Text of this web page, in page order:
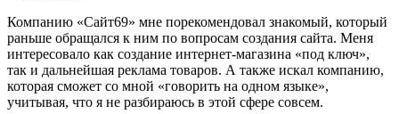
Компанию «Сайт69» мне порекомендовал знакомый, который
раньше обращался к ним по вопросам создания сайта. Меня
интересовало как создание интернет-магазина «под ключ»,
так и дальнейшая реклама товаров. А также искал компанию,
которая сможет со мной «говорить на одном языке»,
учитывая, что я не разбираюсь в этой сфере совсем.